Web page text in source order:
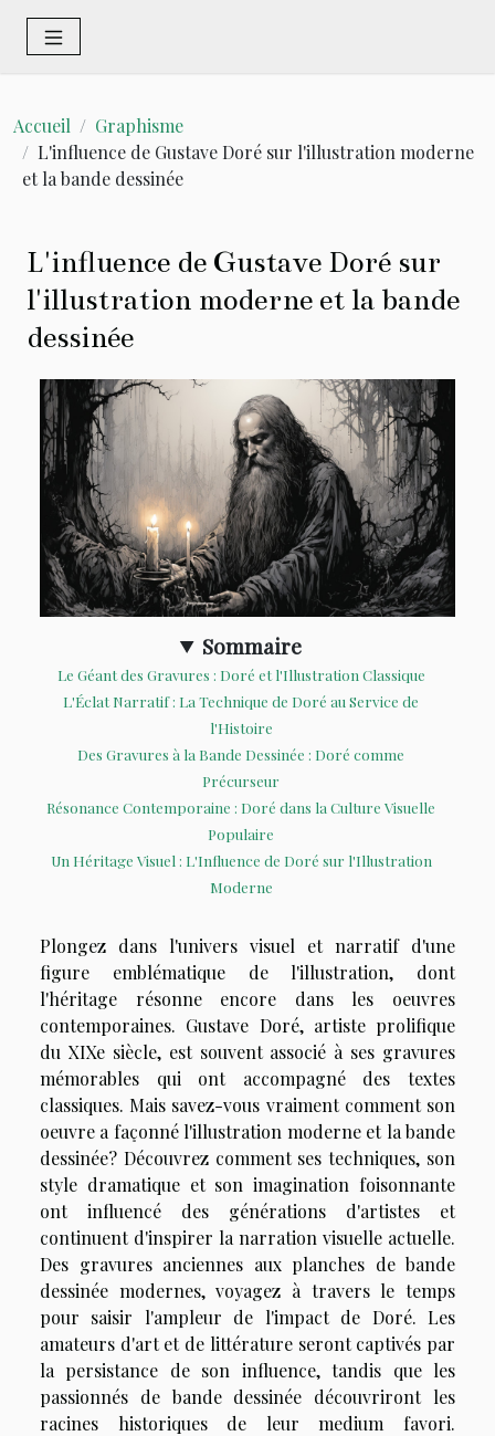
Accueil
Graphisme
L'influence de Gustave Doré sur l'illustration moderne
et la bande dessinée
L'influence de Gustave Doré sur
l'illustration moderne et la bande
dessinée
Sommaire
Le Géant des Gravures : Doré et l'Illustration Classique
L'Éclat Narratif : La Technique de Doré au Service de
l'Histoire
Des Gravures à la Bande Dessinée : Doré comme
Précurseur
Résonance Contemporaine : Doré dans la Culture Visuelle
Populaire
Un Héritage Visuel : L'Influence de Doré sur l'Illustration
Moderne
Plongez dans l'univers visuel et narratif d'une
figure emblématique de l'illustration, dont
l'héritage résonne encore dans les oeuvres
contemporaines. Gustave Doré, artiste prolifique
du XIXe siècle, est souvent associé à ses gravures
mémorables qui ont accompagné des textes
classiques. Mais savez-vous vraiment comment son
oeuvre a façonné l'illustration moderne et la bande
dessinée? Découvrez comment ses techniques, son
style dramatique et son imagination foisonnante
ont influencé des générations d'artistes et
continuent d'inspirer la narration visuelle actuelle.
Des gravures anciennes aux planches de bande
dessinée modernes, voyagez à travers le temps
pour saisir l'ampleur de l'impact de Doré. Les
amateurs d'art et de littérature seront captivés par
la persistance de son influence, tandis que les
passionnés de bande dessinée découvriront les
racines historiques de leur medium favori.